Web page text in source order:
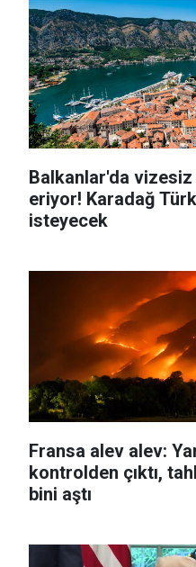
Balkanlar'da
eriyor! Karadağ
isteyecek
Fransa alev alev:
kontrolden çıktı,
bini aştı